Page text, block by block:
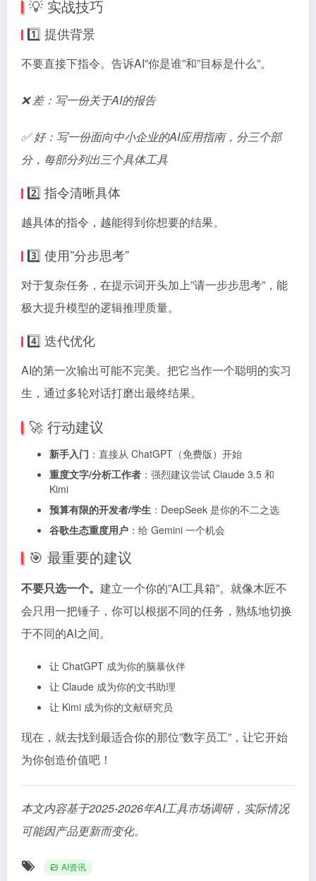
💡 实战技巧
1️⃣ 提供背景
不要直接下指令。告诉AI”你是谁”和”目标是什么”。
❌ 差：写一份关于AI的报告
✅ 好：写一份面向中小企业的AI应用指南，分三个部
分，每部分列出三个具体工具
2️⃣ 指令清晰具体
越具体的指令，越能得到你想要的结果。
3️⃣ 使用”分步思考”
对于复杂任务，在提示词开头加上”请一步步思考”，能
极大提升模型的逻辑推理质量。
4️⃣ 迭代优化
AI的第一次输出可能不完美。把它当作一个聪明的实习
生，通过多轮对话打磨出最终结果。
🚀 行动建议
新手入门 ：直接从 ChatGPT（免费版）开始
重度文字/分析工作者 ：强烈建议尝试 Claude 3.5 和
Kimi
预算有限的开发者/学生 ：DeepSeek 是你的不二之选
谷歌生态重度用户 ：给 Gemini 一个机会
🎯 最重要的建议
不要只选一个。 建立一个你的”AI工具箱”。就像木匠不
会只用一把锤子，你可以根据不同的任务，熟练地切换
于不同的AI之间。
让 ChatGPT 成为你的脑暴伙伴
让 Claude 成为你的文书助理
让 Kimi 成为你的文献研究员
现在，就去找到最适合你的那位”数字员工”，让它开始
为你创造价值吧！
本文内容基于2025-2026年AI工具市场调研，实际情况
可能因产品更新而变化。
AI资讯